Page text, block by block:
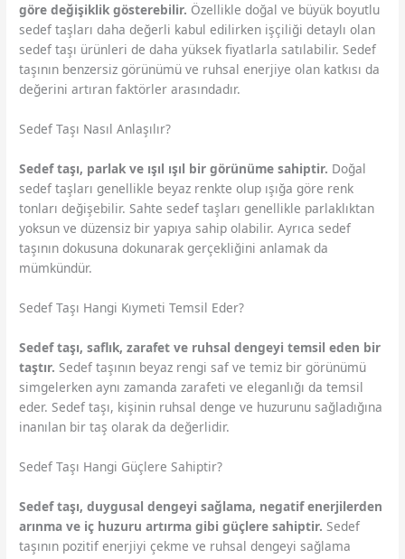
göre değişiklik gösterebilir. Özellikle doğal ve büyük boyutlu
sedef taşları daha değerli kabul edilirken işçiliği detaylı olan
sedef taşı ürünleri de daha yüksek fiyatlarla satılabilir. Sedef
taşının benzersiz görünümü ve ruhsal enerjiye olan katkısı da
değerini artıran faktörler arasındadır.
Sedef Taşı Nasıl Anlaşılır?
Sedef taşı, parlak ve ışıl ışıl bir görünüme sahiptir. Doğal
sedef taşları genellikle beyaz renkte olup ışığa göre renk
tonları değişebilir. Sahte sedef taşları genellikle parlaklıktan
yoksun ve düzensiz bir yapıya sahip olabilir. Ayrıca sedef
taşının dokusuna dokunarak gerçekliğini anlamak da
mümkündür.
Sedef Taşı Hangi Kıymeti Temsil Eder?
Sedef taşı, saflık, zarafet ve ruhsal dengeyi temsil eden bir
taştır. Sedef taşının beyaz rengi saf ve temiz bir görünümü
simgelerken aynı zamanda zarafeti ve eleganlığı da temsil
eder. Sedef taşı, kişinin ruhsal denge ve huzurunu sağladığına
inanılan bir taş olarak da değerlidir.
Sedef Taşı Hangi Güçlere Sahiptir?
Sedef taşı, duygusal dengeyi sağlama, negatif enerjilerden
arınma ve iç huzuru artırma gibi güçlere sahiptir. Sedef
taşının pozitif enerjiyi çekme ve ruhsal dengeyi sağlama